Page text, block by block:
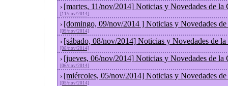
› [martes, 11/nov/2014] Noticias y Novedades de la
[11/nov/2014]
› [domingo, 09/nov/2014 ] Noticias y Novedades
[09/nov/2014]
› [sábado, 08/nov/2014] Noticias y Novedades de
[08/nov/2014]
› [jueves, 06/nov/2014] Noticias y Novedades de la
[06/nov/2014]
› [miércoles, 05/nov/2014] Noticias y Novedades
[05/nov/2014]